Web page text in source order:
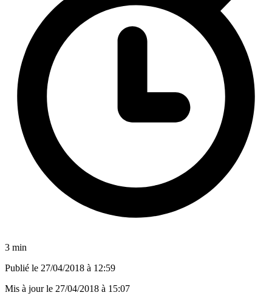
3 min
Publié le 27/04/2018 à 12:59
Mis à jour le 27/04/2018 à 15:07